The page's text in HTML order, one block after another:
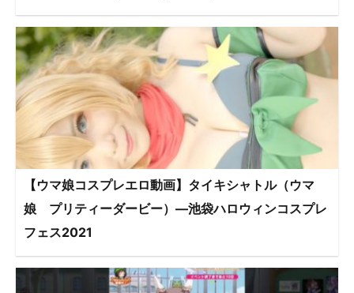
【ウマ娘コスプレエロ動画】タイキシャトル（ウマ
娘 プリティーダービー）―池袋ハロウィンコスプレ
フェス2021